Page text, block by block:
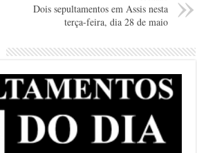
Dois sepultamentos em Assis nesta
terça-feira, dia 28 de maio